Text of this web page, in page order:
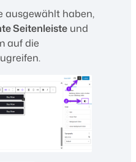
ausgewählt haben,
Seitenleiste und
auf die